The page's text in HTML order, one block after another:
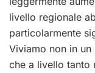
livello regionale
particolarmente
Viviamo non in un
che a livello tanto